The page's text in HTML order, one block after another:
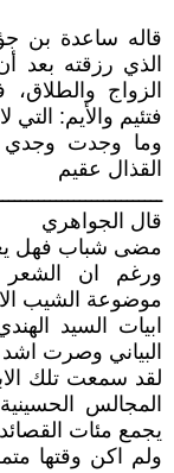
قاله ساعدة بن
الذي رزقته بعد
الزواج
فتئيم والأيم: التي
وما وجدت وجدي
القذال عقيم
قال الجواهري
مضى شباب فهل
ورغم ان الشعر
موضوعة الشيب
ابيات السيد
البياني وصرت اشد
لقد سمعت تلك
المجالس
يجمع مئات
ولم اكن وقتها